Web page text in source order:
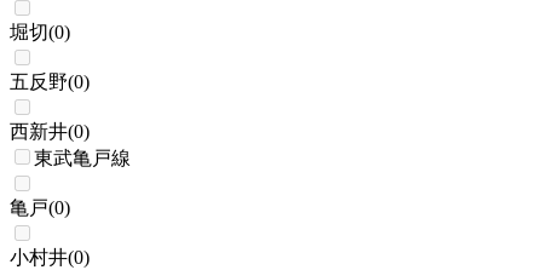
堀切(0)
五反野(0)
西新井(0)
東武亀戸線
亀戸(0)
小村井(0)